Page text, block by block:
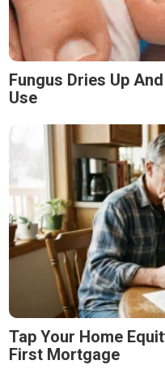
Fungus Dries Up
Use
Tap Your Home
First Mortgage